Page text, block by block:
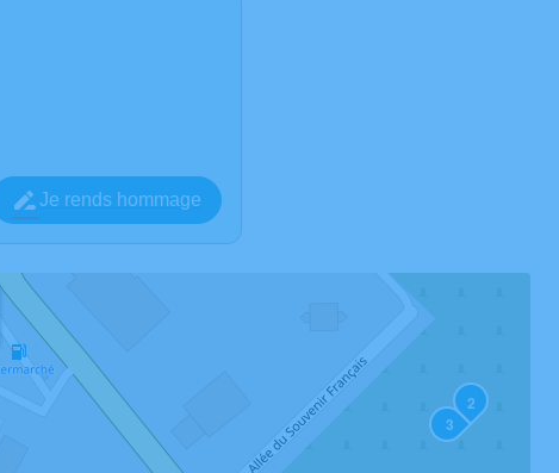
Je rends hommage
2
3